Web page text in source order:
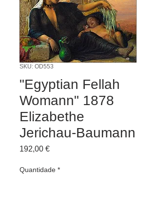
SKU: OD553
"Egyptian Fellah
Womann" 1878
Elizabethe
Jerichau-Baumann
192,00 €Preço
Quantidade *